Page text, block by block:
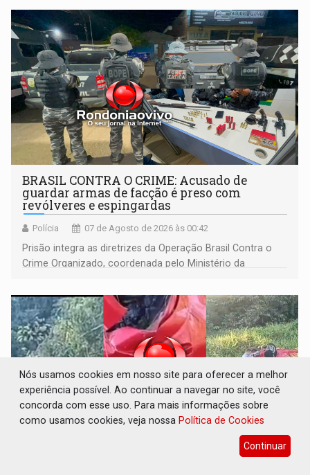
BRASIL CONTRA O CRIME: Acusado de
guardar armas de facção é preso com
revólveres e espingardas
Polícia 07 de Agosto de 2026 às 00:42
Prisão integra as diretrizes da Operação Brasil Contra o
Crime Organizado, coordenada pelo Ministério da
Nós usamos cookies em nosso site para oferecer a melhor
experiência possível. Ao continuar a navegar no site, você
concorda com esse uso. Para mais informações sobre
como usamos cookies, veja nossa Política de Cookies
Continuar